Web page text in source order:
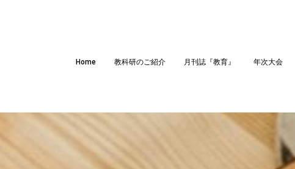
Home 教科研のご紹介 月刊誌『教育』 年次大会